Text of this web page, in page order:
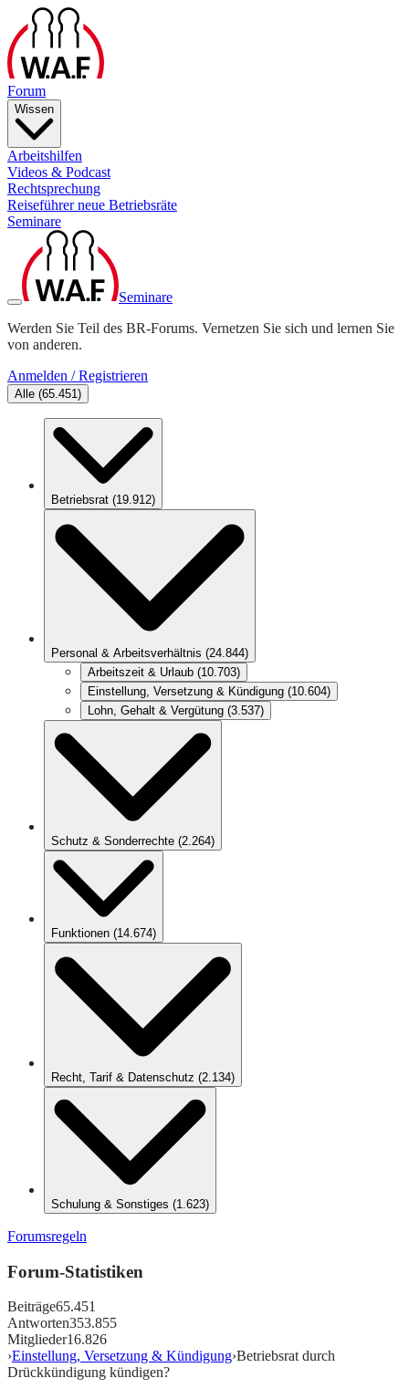
Forum
Wissen
Arbeitshilfen
Videos & Podcast
Rechtsprechung
Reiseführer neue Betriebsräte
Seminare
Seminare
Werden Sie Teil des BR-Forums. Vernetzen Sie sich und lernen Sie
von anderen.
Anmelden / Registrieren
Alle (65.451)
Betriebsrat (19.912)
Personal & Arbeitsverhältnis (24.844)
Arbeitszeit & Urlaub (10.703)
Einstellung, Versetzung & Kündigung (10.604)
Lohn, Gehalt & Vergütung (3.537)
Schutz & Sonderrechte (2.264)
Funktionen (14.674)
Recht, Tarif & Datenschutz (2.134)
Schulung & Sonstiges (1.623)
Forumsregeln
Forum-Statistiken
Beiträge65.451
Antworten353.855
Mitglieder16.826
›Einstellung, Versetzung & Kündigung›Betriebsrat durch
Drückkündigung kündigen?